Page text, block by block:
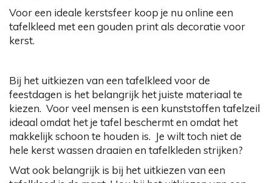
Voor een ideale kerstsfeer koop je nu online een
tafelkleed met een gouden print als decoratie voor
kerst.
Bij het uitkiezen van een tafelkleed voor de
feestdagen is het belangrijk het juiste materiaal te
kiezen. Voor veel mensen is een kunststoffen tafelzeil
ideaal omdat het je tafel beschermt en omdat het
makkelijk schoon te houden is. Je wilt toch niet de
hele kerst wassen draaien en tafelkleden strijken?
Wat ook belangrijk is bij het uitkiezen van een